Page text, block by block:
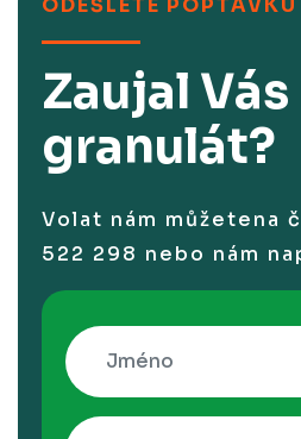
ODEŠLETE POPTÁVKU
Zaujal Vás
granulát?
Volat nám můžetena
522 298 nebo nám